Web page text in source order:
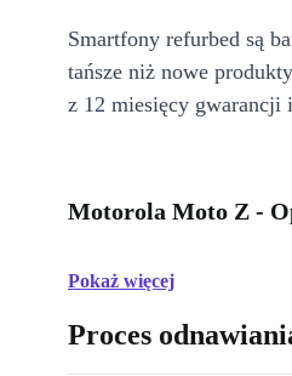
Smartfony refurbed są
tańsze niż nowe
z 12 miesięcy gwarancji
Motorola Moto Z -
Pokaż więcej
Proces